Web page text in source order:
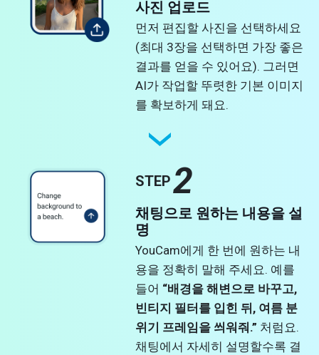
사진 업로드
먼저 편집할 사진을 선택하세요
(최대 3장을 선택하면 가장 좋은
결과를 얻을 수 있어요). 그러면
AI가 작업할 뚜렷한 기본 이미지
를 확보하게 돼요.
STEP2
채팅으로 원하는 내용을 설
명
YouCam에게 한 번에 원하는 내
용을 정확히 말해 주세요. 예를
들어 “배경을 해변으로 바꾸고,
빈티지 필터를 입힌 뒤, 여름 분
위기 프레임을 씌워줘.” 처럼요.
채팅에서 자세히 설명할수록 결